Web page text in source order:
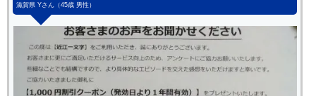
滋賀県 Yさん（45歳 男性）